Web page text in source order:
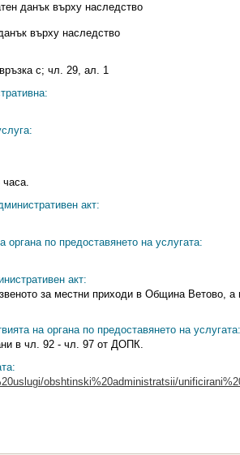
данък върху наследство
върху наследство
с; чл. 29, ал. 1
часа.
акт:
по предоставянето на услугата:
акт:
за местни приходи в Община Ветово, а
на органа по предоставянето на услугата:
в чл. 92 - чл. 97 от ДОПК.
obshtinski%20administratsii/